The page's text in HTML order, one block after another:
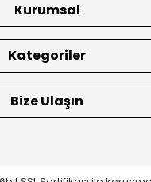
Kurumsal
Kategoriler
Bize Ulaşın